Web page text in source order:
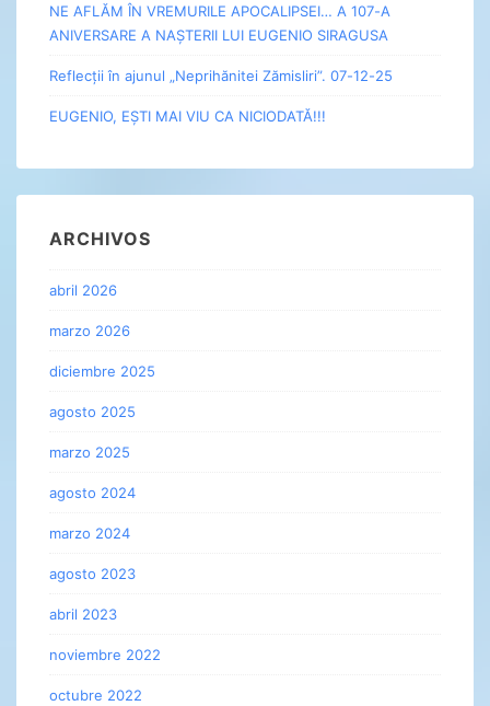
NE AFLĂM ÎN VREMURILE APOCALIPSEI… A 107-A
ANIVERSARE A NAȘTERII LUI EUGENIO SIRAGUSA
Reflecții în ajunul „Neprihănitei Zămisliri”. 07-12-25
EUGENIO, EȘTI MAI VIU CA NICIODATĂ!!!
ARCHIVOS
abril 2026
marzo 2026
diciembre 2025
agosto 2025
marzo 2025
agosto 2024
marzo 2024
agosto 2023
abril 2023
noviembre 2022
octubre 2022